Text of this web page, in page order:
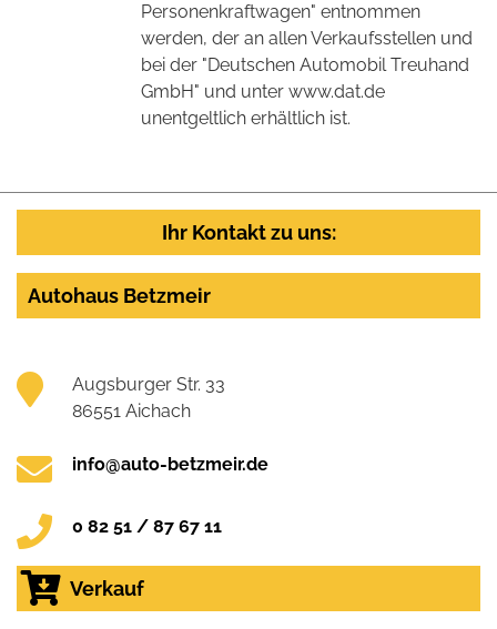
Personenkraftwagen" entnommen
werden, der an allen Verkaufsstellen und
bei der "Deutschen Automobil Treuhand
GmbH" und unter www.dat.de
unentgeltlich erhältlich ist.
Ihr Kontakt zu uns:
Autohaus Betzmeir
Augsburger Str. 33
86551 Aichach
info@auto-betzmeir.de
0 82 51 / 87 67 11
Verkauf